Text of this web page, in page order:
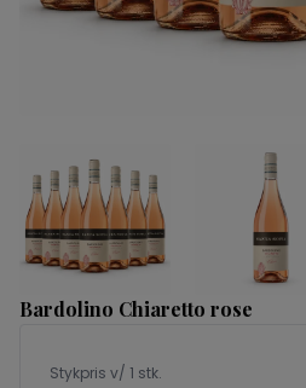
Bardolino Chiaretto rose
Stykpris v/ 1 stk.